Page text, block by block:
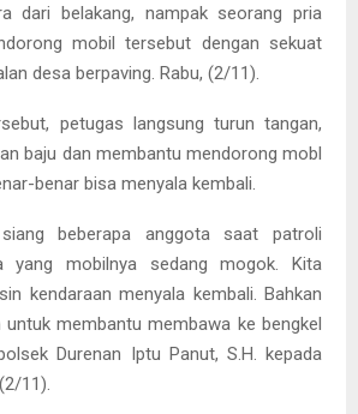
dari belakang, nampak seorang pria
mobil tersebut dengan sekuat
desa berpaving. Rabu, (2/11).
petugas langsung turun tangan,
baju dan membantu mendorong mobl
benar bisa menyala kembali.
beberapa anggota saat patroli
yang mobilnya sedang mogok. Kita
kendaraan menyala kembali. Bahkan
membantu membawa ke bengkel
Durenan Iptu Panut, S.H. kepada
11).